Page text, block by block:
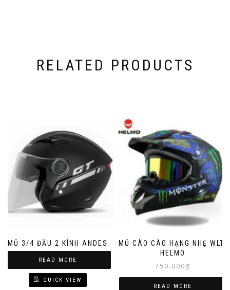
RELATED PRODUCTS
MŨ 3/4 ĐẦU 2 KÍNH ANDES
READ MORE
QUICK VIEW
MŨ CÀO CÀO HẠNG NHẸ WLT,
HELMO
750.000₫
READ MORE